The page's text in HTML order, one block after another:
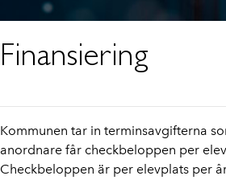
Finansiering
Kommunen tar in terminsavgifterna
anordnare får checkbeloppen per
Checkbeloppen är per elevplats per